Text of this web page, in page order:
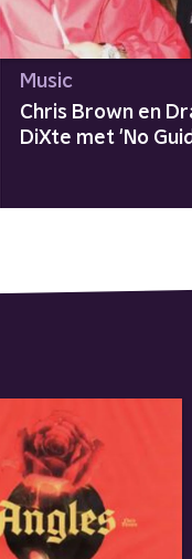
Music
Chris Brown en
DiXte met 'No